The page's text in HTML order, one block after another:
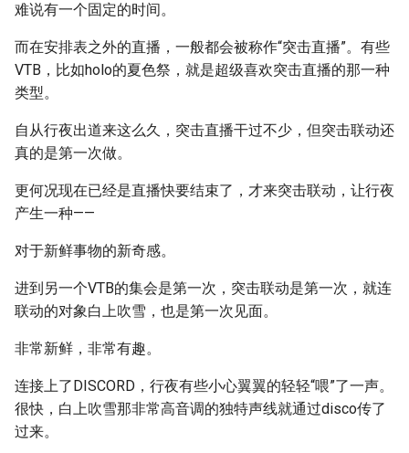
难说有一个固定的时间。
而在安排表之外的直播，一般都会被称作“突击直播”。有些
VTB，比如holo的夏色祭，就是超级喜欢突击直播的那一种
类型。
自从行夜出道来这么久，突击直播干过不少，但突击联动还
真的是第一次做。
更何况现在已经是直播快要结束了，才来突击联动，让行夜
产生一种——
对于新鲜事物的新奇感。
进到另一个VTB的集会是第一次，突击联动是第一次，就连
联动的对象白上吹雪，也是第一次见面。
非常新鲜，非常有趣。
连接上了DISCORD，行夜有些小心翼翼的轻轻“喂”了一声。
很快，白上吹雪那非常高音调的独特声线就通过disco传了
过来。